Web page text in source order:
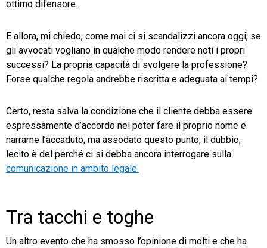
ottimo difensore.
E allora, mi chiedo, come mai ci si scandalizzi ancora oggi, se
gli avvocati vogliano in qualche modo rendere noti i propri
successi? La propria capacità di svolgere la professione?
Forse qualche regola andrebbe riscritta e adeguata ai tempi?
Certo, resta salva la condizione che il cliente debba essere
espressamente d’accordo nel poter fare il proprio nome e
narrarne l’accaduto, ma assodato questo punto, il dubbio,
lecito è del perché ci si debba ancora interrogare sulla
comunicazione in ambito legale.
Tra tacchi e toghe
Un altro evento che ha smosso l’opinione di molti e che ha